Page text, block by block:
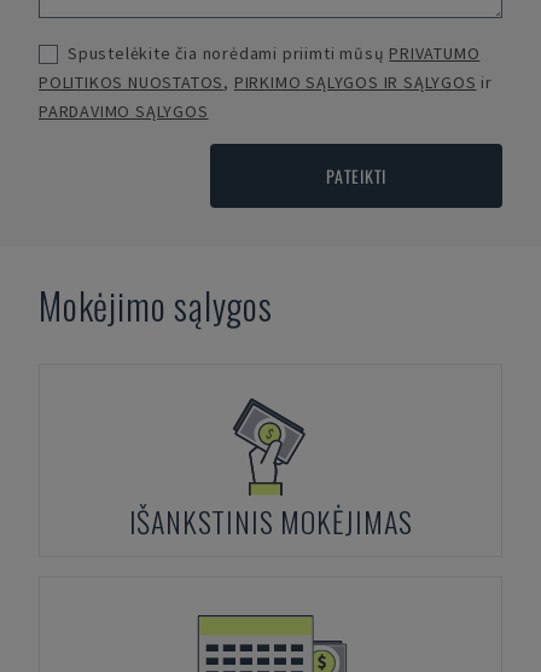
Spustelėkite čia norėdami priimti mūsų PRIVATUMO
POLITIKOS NUOSTATOS, PIRKIMO SĄLYGOS IR SĄLYGOS ir
PARDAVIMO SĄLYGOS
PATEIKTI
Mokėjimo sąlygos
IŠANKSTINIS MOKĖJIMAS